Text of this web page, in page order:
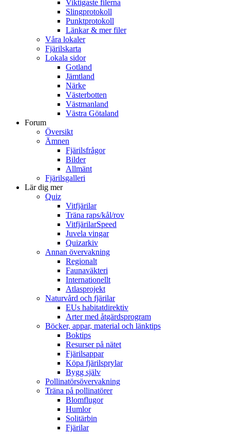
Viktigaste filerna
Slingprotokoll
Punktprotokoll
Länkar & mer filer
Våra lokaler
Fjärilskarta
Lokala sidor
Gotland
Jämtland
Närke
Västerbotten
Västmanland
Västra Götaland
Forum
Översikt
Ämnen
Fjärilsfrågor
Bilder
Allmänt
Fjärilsgalleri
Lär dig mer
Quiz
Vitfjärilar
Träna raps/kål/rov
VitfjärilarSpeed
Juvela vingar
Quizarkiv
Annan övervakning
Regionalt
Faunaväkteri
Internationellt
Atlasprojekt
Naturvård och fjärilar
EUs habitatdirektiv
Arter med åtgärdsprogram
Böcker, appar, material och länktips
Boktips
Resurser på nätet
Fjärilsappar
Köpa fjärilsprylar
Bygg själv
Pollinatörsövervakning
Träna på pollinatörer
Blomflugor
Humlor
Solitärbin
Fjärilar